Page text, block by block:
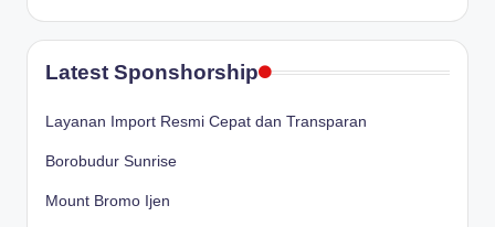
Latest Sponshorship
Layanan Import Resmi Cepat dan Transparan
Borobudur Sunrise
Mount Bromo Ijen